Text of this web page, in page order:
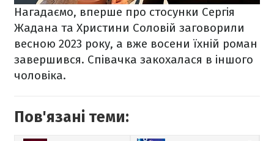
Нагадаємо, вперше про стосунки Сергія
Жадана та Христини Соловій заговорили
весною 2023 року, а вже восени їхній роман
завершився. Співачка закохалася в іншого
чоловіка.
Пов'язані теми: